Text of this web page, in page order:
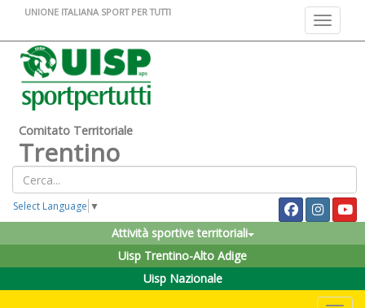
Toggle
UNIONE ITALIANA SPORT PER TUTTI
Comitato Territoriale
Trentino
Select Language ▼
Attività sportive territoriali
Uisp Trentino-Alto Adige
Uisp Nazionale